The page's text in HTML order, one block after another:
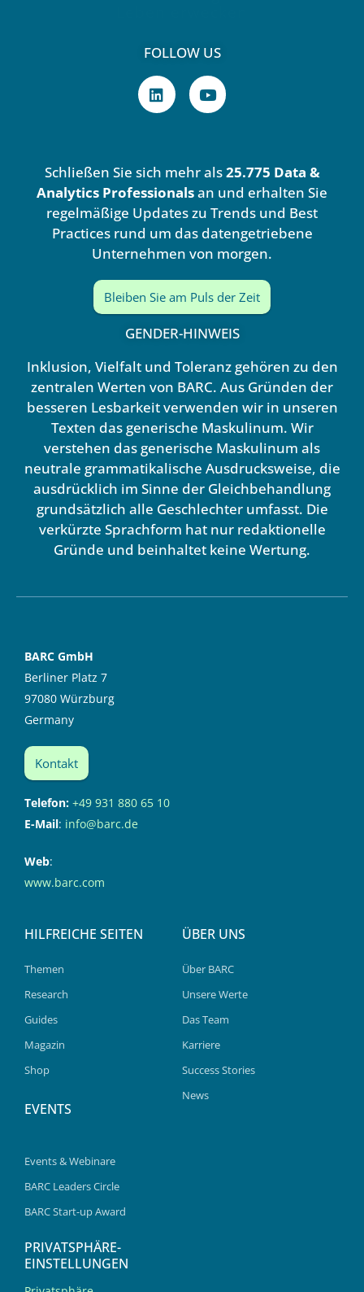
FOLLOW US
L
i
n
i
n
Y
o
u
e
Schließen Sie sich mehr als25.775 Data &
Analytics Professionalsan und erhalten Sie
regelmäßige Updates zu Trends und Best
Practices rund um das datengetriebene
Unternehmen von morgen.
Bleiben Sie am Puls der Zeit
GENDER-HINWEIS
Inklusion, Vielfalt und Toleranz gehören zu den
zentralen Werten von BARC. Aus Gründen der
besseren Lesbarkeit verwenden wir in unseren
Texten das generische Maskulinum. Wir
verstehen das generische Maskulinum als
neutrale grammatikalische Ausdrucksweise, die
ausdrücklich im Sinne der Gleichbehandlung
grundsätzlich alle Geschlechter umfasst. Die
verkürzte Sprachform hat nur redaktionelle
Gründe und beinhaltet keine Wertung.
BARC GmbH
Berliner Platz 7
97080 Würzburg
Germany
Kontakt
Telefon: +49 931 880 65 10
E-Mail: info@barc.de
Web:
www.barc.com
HILFREICHE SEITEN
Themen
Research
Guides
Magazin
Shop
EVENTS
Events & Webinare
BARC Leaders Circle
BARC Start-up Award
ÜBER UNS
Über BARC
Unsere Werte
Das Team
Karriere
Success Stories
News
PRIVATSPHÄRE-
EINSTELLUNGEN